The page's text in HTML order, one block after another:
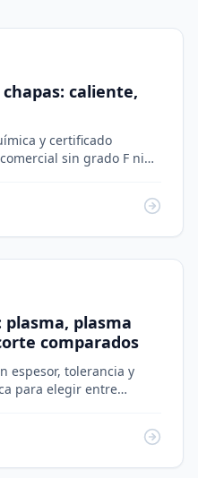
caliente,
y certificado
sin grado F ni
plasma
comparados
espesor, tolerancia y
para elegir entre